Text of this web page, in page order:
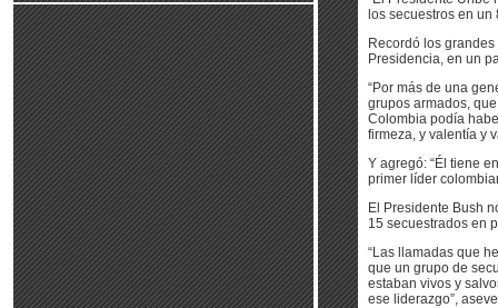
los secuestros en
Recordó los
Presidencia, en un
“Por más de una
grupos armados,
Colombia podía
firmeza, y valentía y
Y agregó: “Él tiene
primer líder
El Presidente Bush
15 secuestrados en
“Las llamadas que
que un grupo de
estaban vivos y
ese liderazgo”,